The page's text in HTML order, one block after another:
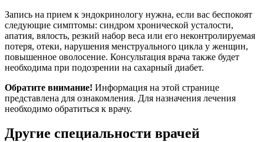
Запись на прием к эндокринологу нужна, если вас беспокоят
следующие симптомы: синдром хронической усталости,
апатия, вялость, резкий набор веса или его неконтролируемая
потеря, отеки, нарушения менструального цикла у женщин,
повышенное оволосение. Консультация врача также будет
необходима при подозрении на сахарный диабет.
Обратите внимание! Информация на этой странице
представлена для ознакомления. Для назначения лечения
необходимо обратиться к врачу.
Другие специальности врачей